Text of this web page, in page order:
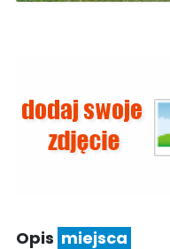
Opis miejsca